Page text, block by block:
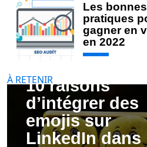
Les bonnes
pratiques
gagner en
en 2022
À RETENIR
10 raisons
d’intégrer des
emojis sur
LinkedIn dans